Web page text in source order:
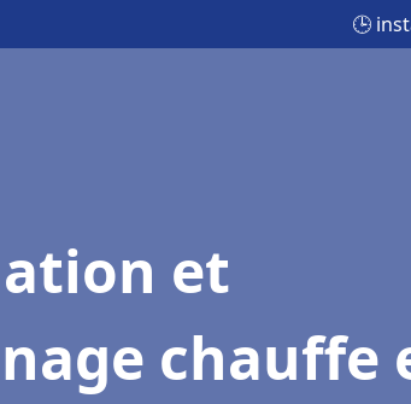
🕒
et
chauffe